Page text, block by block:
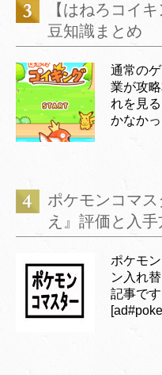
【はねろコイ
豆知識まとめ
通常の
業が攻
れを見
かなか
ポケモンコマ
え』評価と入
ポケモ
ン入れ
記事で